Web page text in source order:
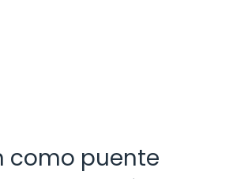
como puente